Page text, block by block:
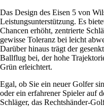
Das Design des Eisen 5 von
Leistungsunterstützung. Es
Chancen erhöht, zentrierte
gewisse Toleranz bei leicht
Darüber hinaus trägt der
Ballflug bei, der hohe
Grün erleichtert.
Egal, ob Sie ein neuer Golfer
oder ein erfahrener Spieler auf
Schläger, das Rechtshänder-